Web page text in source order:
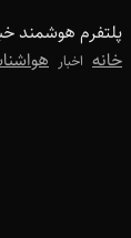
پلتفرم هوشمند
خانه اخبار